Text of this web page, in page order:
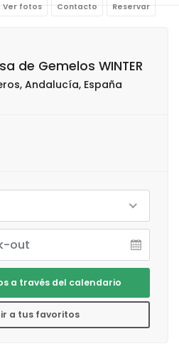
Ver fotos Contacto Reservar
de Gemelos WINTER
Andalucía, España
a través del calendario
a tus favoritos